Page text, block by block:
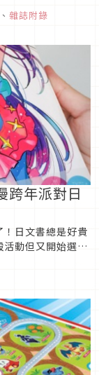
量有限喜歡的請
、 雜誌附錄
跨年派對日
日文書總是好貴
動但又開始選擇
遊戲公式畫集